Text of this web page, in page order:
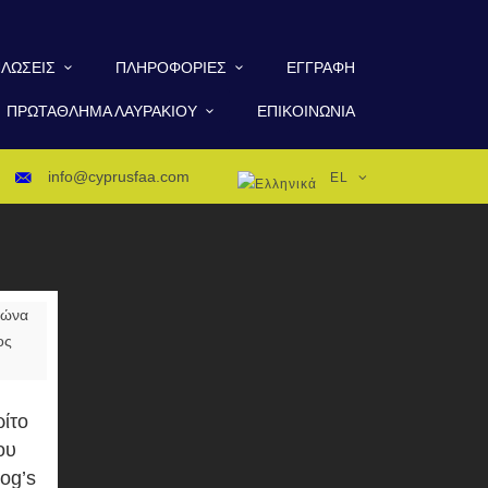
ΠΛΗΡΟΦΟΡΊΕΣ ΕΓΓΡΑΦΉ
ΠΡΩΤΆΘΛΗΜΑ ΛΑΥΡΑΚΙΟΎ ΕΠΙΚΟΙΝΩΝΊΑ
info@cyprusfaa.com EL